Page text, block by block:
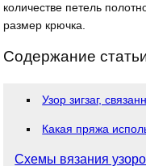
количестве петель
размер крючка.
Содержание
Узор зигзаг,
Какая пряжа
Схемы вязания